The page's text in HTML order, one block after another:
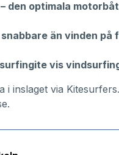
den optimala
än vinden på
vis
i inslaget via
.